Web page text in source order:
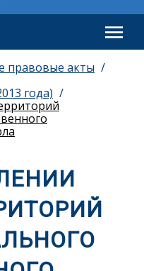
правовые акты
года)